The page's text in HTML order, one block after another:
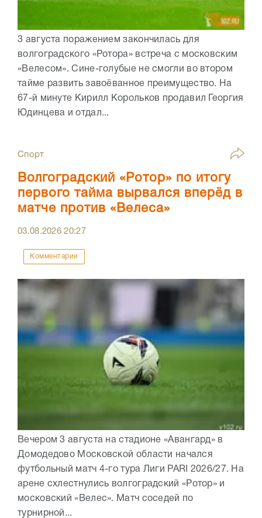
3 августа поражением закончилась для
волгоградского «Ротора» встреча с московским
«Велесом». Сине-голубые не смогли во втором
тайме развить завоёванное преимущество. На
67-й минуте Кирилл Корольков продавил Георгия
Юдинцева и отдал...
Спорт
Волгоградский «Ротор» по итогу
первого тайма вырвался вперёд в
матче против «Велеса»
03.08.202620:27
Комментарии
Вечером 3 августа на стадионе «Авангард» в
Домодедово Московской области начался
футбольный матч 4-го тура Лиги PARI 2026/27. На
арене схлестнулись волгоградский «Ротор» и
московский «Велес». Матч соседей по
турнирной...